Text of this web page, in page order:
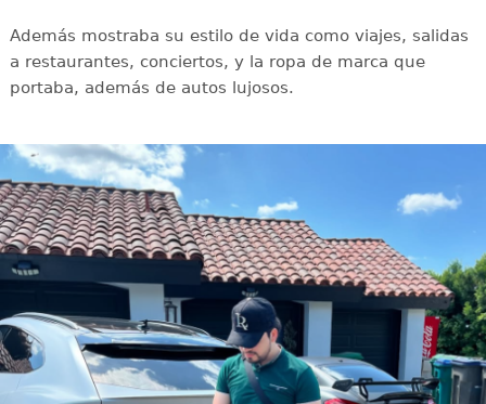
Además mostraba su estilo de vida como viajes, salidas
a restaurantes, conciertos, y la ropa de marca que
portaba, además de autos lujosos.